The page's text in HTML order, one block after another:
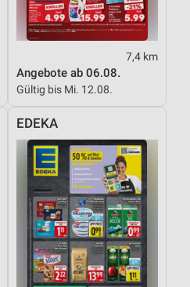
7,4 km
Angebote ab 06.08.
Gültig bis Mi. 12.08.
EDEKA